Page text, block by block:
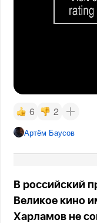
6 2
Артём Баусов
В российский
Великое кино
Харламов не